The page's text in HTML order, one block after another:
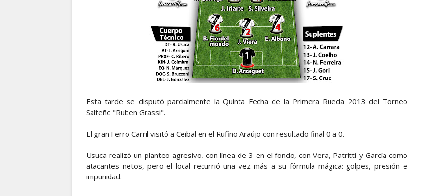
Esta tarde se disputó parcialmente la Quinta Fecha de la Primera Rueda 2013 del Torneo
Salteño "Ruben Grassi".
El gran Ferro Carril visitó a Ceibal en el Rufino Araújo con resultado final 0 a 0.
Usuca realizó un planteo agresivo, con línea de 3 en el fondo, con Vera, Patritti y García como
atacantes netos, pero el local recurrió una vez más a su fórmula mágica: golpes, presión e
impunidad.